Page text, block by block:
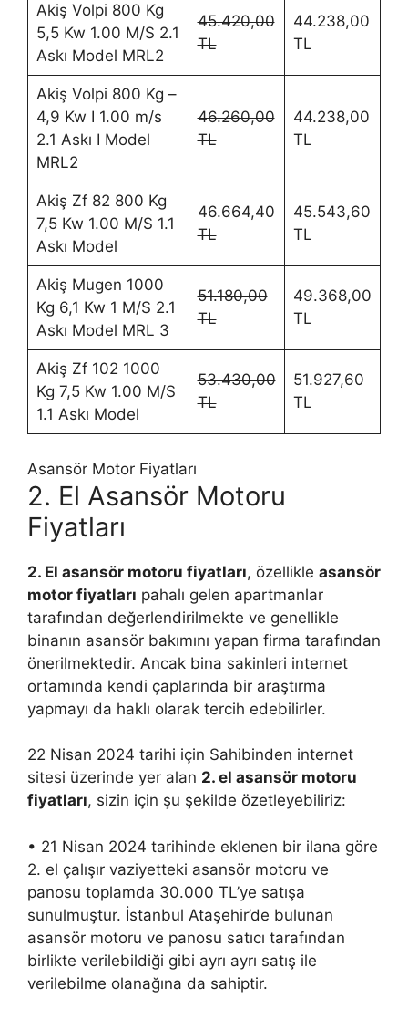
Akiş Volpi 800 Kg
5,5 Kw 1.00 M/S 2.1
Askı Model MRL2
45.420,00
TL
44.238,00
TL
Akiş Volpi 800 Kg –
4,9 Kw I 1.00 m/s
2.1 Askı I Model
MRL2
46.260,00
TL
44.238,00
TL
Akiş Zf 82 800 Kg
7,5 Kw 1.00 M/S 1.1
Askı Model
46.664,40
TL
45.543,60
TL
Akiş Mugen 1000
Kg 6,1 Kw 1 M/S 2.1
Askı Model MRL 3
51.180,00
TL
49.368,00
TL
Akiş Zf 102 1000
Kg 7,5 Kw 1.00 M/S
1.1 Askı Model
53.430,00
TL
51.927,60
TL
Asansör Motor Fiyatları
2. El Asansör Motoru
Fiyatları
2. El asansör motoru fiyatları, özellikle asansör
motor fiyatları pahalı gelen apartmanlar
tarafından değerlendirilmekte ve genellikle
binanın asansör bakımını yapan firma tarafından
önerilmektedir. Ancak bina sakinleri internet
ortamında kendi çaplarında bir araştırma
yapmayı da haklı olarak tercih edebilirler.
22 Nisan 2024 tarihi için Sahibinden internet
sitesi üzerinde yer alan 2. el asansör motoru
fiyatları, sizin için şu şekilde özetleyebiliriz:
• 21 Nisan 2024 tarihinde eklenen bir ilana göre
2. el çalışır vaziyetteki asansör motoru ve
panosu toplamda 30.000 TL’ye satışa
sunulmuştur. İstanbul Ataşehir’de bulunan
asansör motoru ve panosu satıcı tarafından
birlikte verilebildiği gibi ayrı ayrı satış ile
verilebilme olanağına da sahiptir.